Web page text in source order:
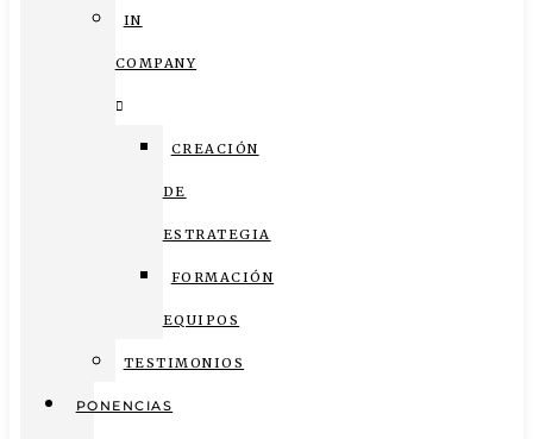
IN
COMPANY
CREACIÓN
DE
ESTRATEGIA
FORMACIÓN
EQUIPOS
TESTIMONIOS
PONENCIAS